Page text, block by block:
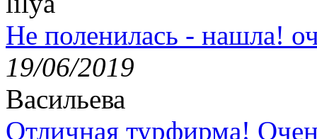
Не поленилась - нашла!
19/06/2019
Васильева
Отличная турфирма!